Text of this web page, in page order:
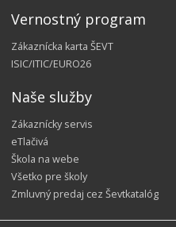
Vernostný program
Zákaznícka karta ŠEVT
ISIC/ITIC/EURO26
Naše služby
Zákaznícky servis
eTlačivá
Škola na webe
Všetko pre školy
Zmluvný predaj cez Ševtkatalóg